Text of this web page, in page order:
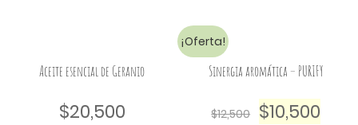
Aceite esencial de Geranio
$20,500
¡Oferta!
Sinergia aromática – PURIFY
$12,500 $10,500